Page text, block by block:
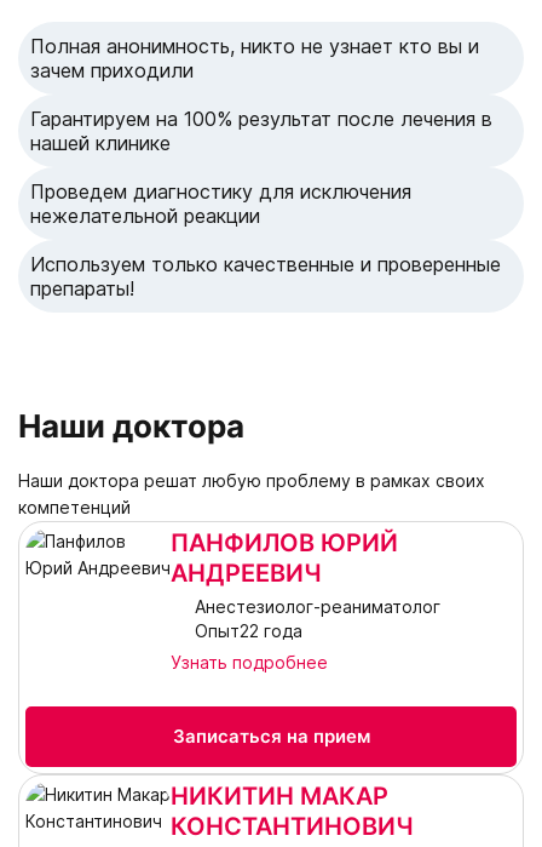
Полная анонимность, никто не узнает кто вы и
зачем приходили
Гарантируем на 100% результат после лечения в
нашей клинике
Проведем диагностику для исключения
нежелательной реакции
Используем только качественные и проверенные
препараты!
Наши доктора
Наши доктора решат любую проблему в рамках своих
компетенций
ПАНФИЛОВ ЮРИЙ
АНДРЕЕВИЧ
Анестезиолог-реаниматолог
Опыт22 года
Узнать подробнее
Записаться на прием
НИКИТИН МАКАР
КОНСТАНТИНОВИЧ